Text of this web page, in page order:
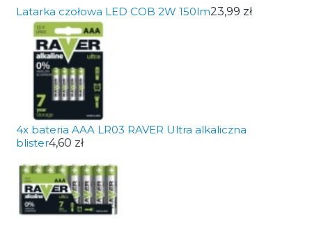
Latarka czołowa LED COB 2W 150lm23,99 zł
4x bateria AAA LR03 RAVER Ultra alkaliczna
blister4,60 zł